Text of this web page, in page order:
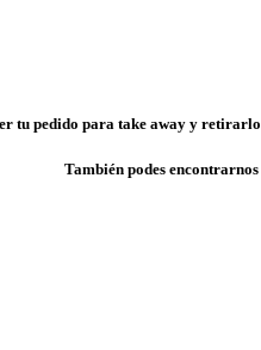
tu pedido para take away y
También podes encontrarnos